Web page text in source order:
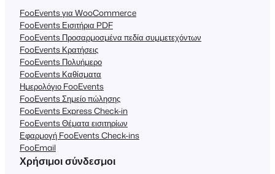
FooEvents για WooCommerce
FooEvents Εισιτήρια PDF
FooEvents Προσαρμοσμένα πεδία συμμετεχόντων
FooEvents Κρατήσεις
FooEvents Πολυήμερο
FooEvents Καθίσματα
Ημερολόγιο FooEvents
FooEvents Σημείο πώλησης
FooEvents Express Check-in
FooEvents Θέματα εισιτηρίων
Εφαρμογή FooEvents Check-ins
FooEmail
Χρήσιμοι σύνδεσμοι